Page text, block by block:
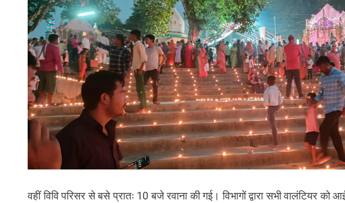
वहीं विवि परिसर से बसे प्रातः 10 बजे रवाना की गई। विभागों द्वारा सभी वालंटियर